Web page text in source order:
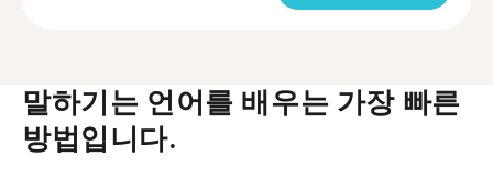
말하기는 언어를 배우는 가장 빠른
방법입니다.